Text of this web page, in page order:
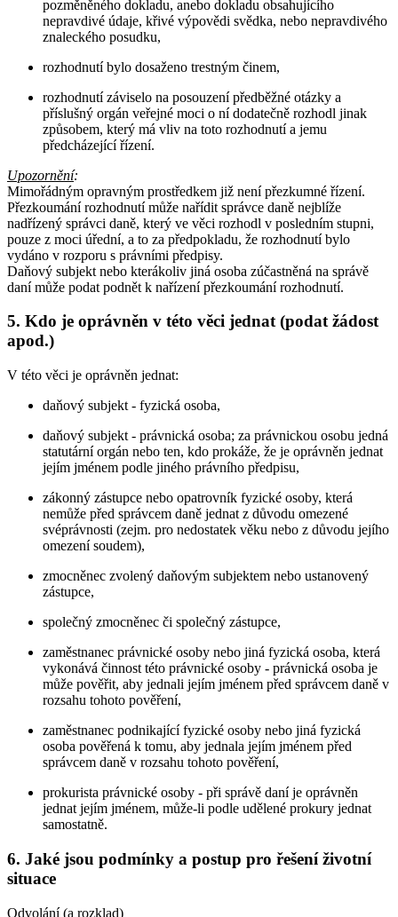
pozměněného dokladu, anebo dokladu obsahujícího
nepravdivé údaje, křivé výpovědi svědka, nebo nepravdivého
znaleckého posudku,
rozhodnutí bylo dosaženo trestným činem,
rozhodnutí záviselo na posouzení předběžné otázky a
příslušný orgán veřejné moci o ní dodatečně rozhodl jinak
způsobem, který má vliv na toto rozhodnutí a jemu
předcházející řízení.
Upozornění:
Mimořádným opravným prostředkem již není přezkumné řízení.
Přezkoumání rozhodnutí může nařídit správce daně nejblíže
nadřízený správci daně, který ve věci rozhodl v posledním stupni,
pouze z moci úřední, a to za předpokladu, že rozhodnutí bylo
vydáno v rozporu s právními předpisy.
Daňový subjekt nebo kterákoliv jiná osoba zúčastněná na správě
daní může podat podnět k nařízení přezkoumání rozhodnutí.
5. Kdo je oprávněn v této věci jednat (podat žádost
apod.)
V této věci je oprávněn jednat:
daňový subjekt - fyzická osoba,
daňový subjekt - právnická osoba; za právnickou osobu jedná
statutární orgán nebo ten, kdo prokáže, že je oprávněn jednat
jejím jménem podle jiného právního předpisu,
zákonný zástupce nebo opatrovník fyzické osoby, která
nemůže před správcem daně jednat z důvodu omezené
svéprávnosti (zejm. pro nedostatek věku nebo z důvodu jejího
omezení soudem),
zmocněnec zvolený daňovým subjektem nebo ustanovený
zástupce,
společný zmocněnec či společný zástupce,
zaměstnanec právnické osoby nebo jiná fyzická osoba, která
vykonává činnost této právnické osoby - právnická osoba je
může pověřit, aby jednali jejím jménem před správcem daně v
rozsahu tohoto pověření,
zaměstnanec podnikající fyzické osoby nebo jiná fyzická
osoba pověřená k tomu, aby jednala jejím jménem před
správcem daně v rozsahu tohoto pověření,
prokurista právnické osoby - při správě daní je oprávněn
jednat jejím jménem, může-li podle udělené prokury jednat
samostatně.
6. Jaké jsou podmínky a postup pro řešení životní
situace
Odvolání (a rozklad)